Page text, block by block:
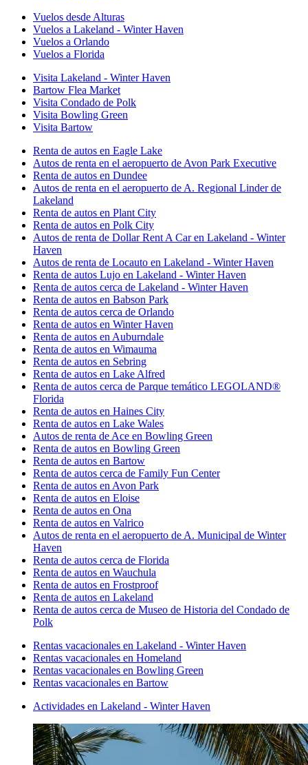
Vuelos desde Alturas
Vuelos a Lakeland - Winter Haven
Vuelos a Orlando
Vuelos a Florida
Visita Lakeland - Winter Haven
Bartow Flea Market
Visita Condado de Polk
Visita Bowling Green
Visita Bartow
Renta de autos en Eagle Lake
Autos de renta en el aeropuerto de Avon Park Executive
Renta de autos en Dundee
Autos de renta en el aeropuerto de A. Regional Linder de
Lakeland
Renta de autos en Plant City
Renta de autos en Polk City
Autos de renta de Dollar Rent A Car en Lakeland - Winter
Haven
Autos de renta de Locauto en Lakeland - Winter Haven
Renta de autos Lujo en Lakeland - Winter Haven
Renta de autos cerca de Lakeland - Winter Haven
Renta de autos en Babson Park
Renta de autos cerca de Orlando
Renta de autos en Winter Haven
Renta de autos en Auburndale
Renta de autos en Wimauma
Renta de autos en Sebring
Renta de autos en Lake Alfred
Renta de autos cerca de Parque temático LEGOLAND®
Florida
Renta de autos en Haines City
Renta de autos en Lake Wales
Autos de renta de Ace en Bowling Green
Renta de autos en Bowling Green
Renta de autos en Bartow
Renta de autos cerca de Family Fun Center
Renta de autos en Avon Park
Renta de autos en Eloise
Renta de autos en Ona
Renta de autos en Valrico
Autos de renta en el aeropuerto de A. Municipal de Winter
Haven
Renta de autos cerca de Florida
Renta de autos en Wauchula
Renta de autos en Frostproof
Renta de autos en Lakeland
Renta de autos cerca de Museo de Historia del Condado de
Polk
Rentas vacacionales en Lakeland - Winter Haven
Rentas vacacionales en Homeland
Rentas vacacionales en Bowling Green
Rentas vacacionales en Bartow
Actividades en Lakeland - Winter Haven